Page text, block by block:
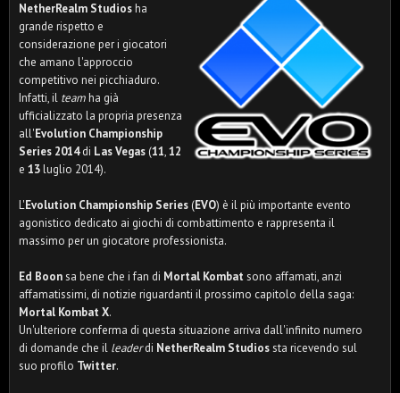
NetherRealm Studiosha
grande rispetto e
considerazione per i giocatori
che amano l'approccio
competitivo nei picchiaduro.
Infatti, il teamha già
ufficializzato la propria presenza
all'Evolution Championship
Series 2014di Las Vegas (11,12
e 13luglio 2014).
L'Evolution Championship Series (EVO) è il più importante evento
agonistico dedicato ai giochi di combattimento e rappresenta il
massimo per un giocatore professionista.
Ed Boonsa bene che i fan di Mortal Kombat sono affamati, anzi
affamatissimi, di notizie riguardanti il prossimo capitolo della saga:
Mortal Kombat X.
Un'ulteriore conferma di questa situazione arriva dall'infinito numero
di domande che il leaderdi NetherRealm Studiossta ricevendo sul
suo profilo Twitter.